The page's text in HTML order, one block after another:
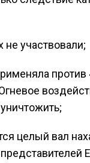
участвовали;
целый вал